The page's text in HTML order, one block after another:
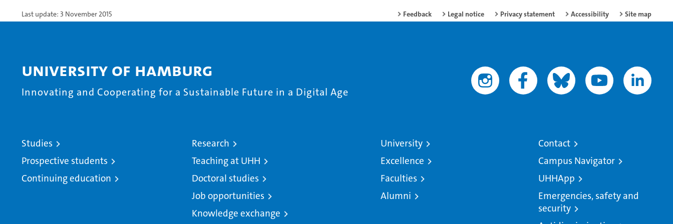
Last update: 3 November 2015 Feedback Legal notice Privacy statement Accessibility Site map
University of Hamburg
Innovating and Cooperating for a Sustainable Future in a Digital Age
Studies
Prospective students
Continuing education
Research
Teaching at UHH
Doctoral studies
Job opportunities
Knowledge exchange
University
Excellence
Faculties
Alumni
Contact
Campus Navigator
UHHApp
Emergencies, safety and
security